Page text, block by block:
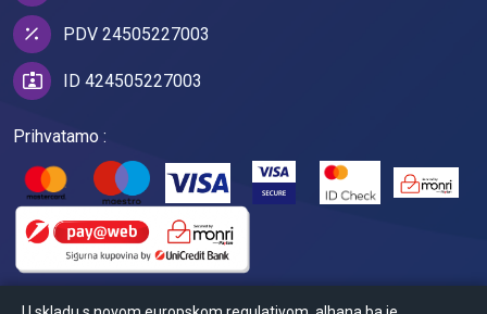
PDV 24505227003
ID 424505227003
Prihvatamo :